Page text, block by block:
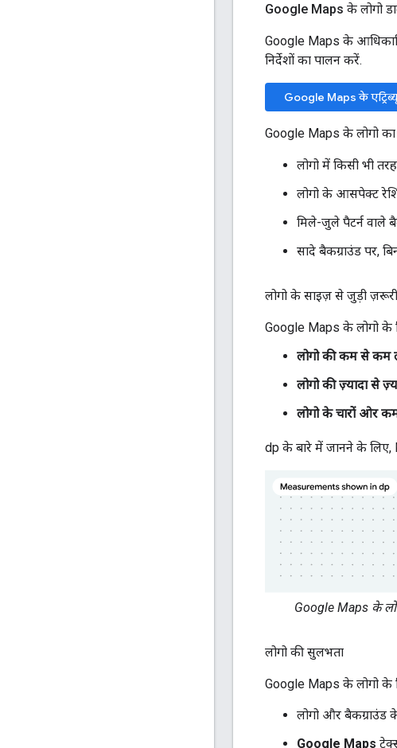
Google Maps के लोगो
Google Maps के
निर्देशों का पालन करें.
Google Maps के
Google Maps के लोगो का
लोगो में किसी भी
लोगो के आसपेक्ट
मिले-जुले पैटर्न वाले
सादे बैकग्राउंड पर,
लोगो के साइज़ से जुड़ी ज़रूरी
Google Maps के लोगो के
लोगो की कम से कम
लोगो की ज़्यादा से
लोगो के चारों ओर
dp के बारे में जानने के लिए,
Google Maps के
लोगो की सुलभता
Google Maps के लोगो के
लोगो और बैकग्राउंड
Google Maps